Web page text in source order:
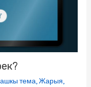
тема,Жарыя,